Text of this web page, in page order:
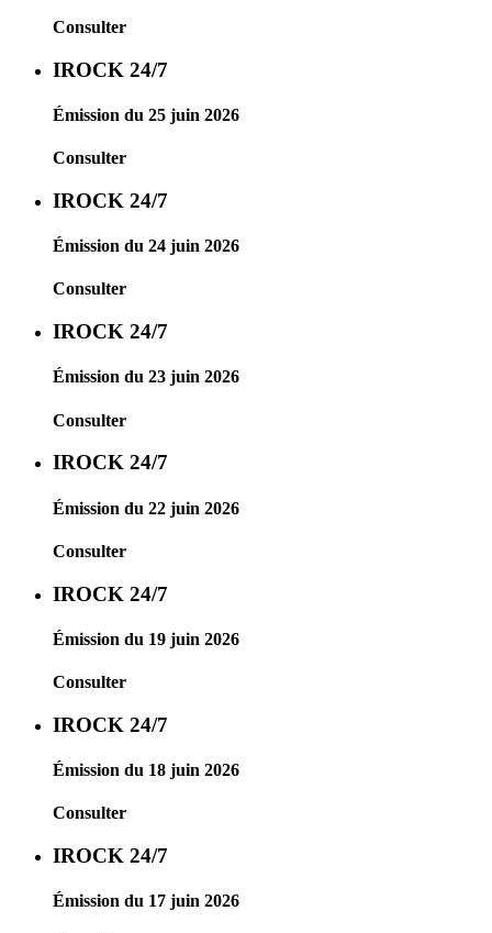
Consulter
IROCK 24/7
Émission du 25 juin 2026
Consulter
IROCK 24/7
Émission du 24 juin 2026
Consulter
IROCK 24/7
Émission du 23 juin 2026
Consulter
IROCK 24/7
Émission du 22 juin 2026
Consulter
IROCK 24/7
Émission du 19 juin 2026
Consulter
IROCK 24/7
Émission du 18 juin 2026
Consulter
IROCK 24/7
Émission du 17 juin 2026